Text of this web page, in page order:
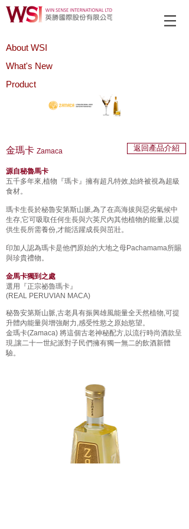
About WSI
What's New
Product
金瑪卡 Zamaca 返回產品介紹
源自秘魯馬卡
五千多年來,植物『瑪卡』擁有超凡特效,始終被視為超級
食材。
瑪卡生長於秘魯安第斯山脈,為了在高海拔與惡劣氣候中
生存,它可吸取任何生長與六英尺內其他植物的能量,以提
供生長所需養份,才能活躍成長與茁壯。
印加人認為瑪卡是他們原始的大地之母Pachamama所賜
與珍貴禮物。
金馬卡獨到之處
選用『正宗祕魯瑪卡』
(REAL PERUVIAN MACA)
秘魯安第斯山脈,古老具有振興雄風能量全天然植物,可提
升體內能量與增強耐力,感受性慾之原始慾望。
金瑪卡(Zamaca) 將這個古老神秘配方,以流行時尚酒款呈
現,讓二十一世紀派對子民們擁有獨一無二的飲酒新體
驗。